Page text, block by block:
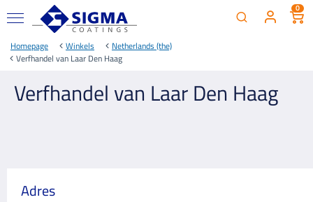
0
Homepage Winkels
Netherlands (the)
Verfhandel van Laar Den Haag
Verfhandel van Laar Den Haag
Adres